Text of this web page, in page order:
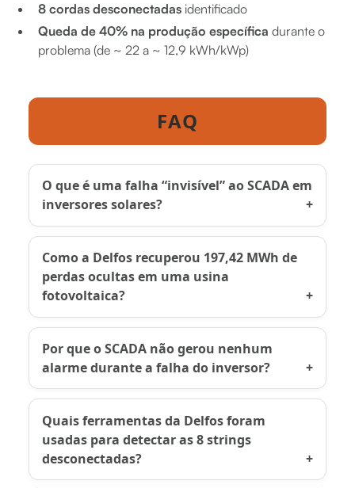
8 cordas desconectadas identificado
Queda de 40% na produção específica durante o
problema (de ~ 22 a ~ 12,9 kWh/kWp)
FAQ
O que é uma falha “invisível” ao SCADA em
inversores solares?
Como a Delfos recuperou 197,42 MWh de
perdas ocultas em uma usina
fotovoltaica?
Por que o SCADA não gerou nenhum
alarme durante a falha do inversor?
Quais ferramentas da Delfos foram
usadas para detectar as 8 strings
desconectadas?